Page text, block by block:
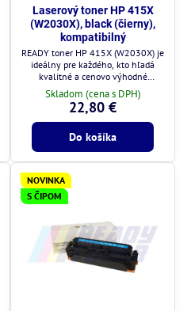
Laserový toner HP 415X
(W2030X), black (čierny),
kompatibilný
READY toner HP 415X (W2030X) je
ideálny pre každého, kto hľadá
kvalitné a cenovo výhodné
riešenie.
Skladom (cena s DPH)
22,80 €
Do košíka
NOVINKA
S ČIPOM